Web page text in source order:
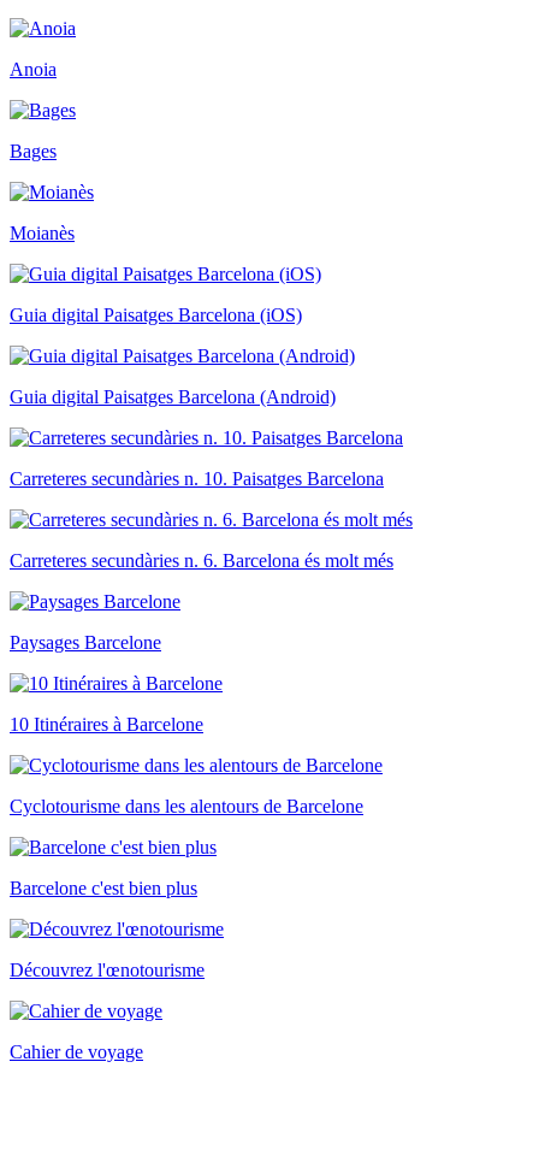
Anoia
Bages
Moianès
Guia digital Paisatges Barcelona (iOS)
Guia digital Paisatges Barcelona (Android)
Carreteres secundàries n. 10. Paisatges Barcelona
Carreteres secundàries n. 6. Barcelona és molt més
Paysages Barcelone
10 Itinéraires à Barcelone
Cyclotourisme dans les alentours de Barcelone
Barcelone c'est bien plus
Découvrez l'œnotourisme
Cahier de voyage